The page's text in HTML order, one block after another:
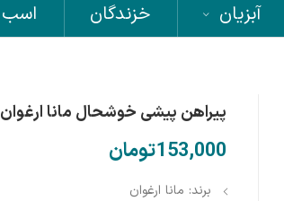
آبزیان خزندگان اسب
پیراهن پیشی خوشحال مانا ارغوان
تومان
برند: مانا ارغوان